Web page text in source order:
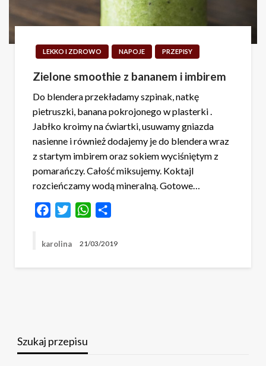
LEKKO I ZDROWO NAPOJE PRZEPISY
Zielone smoothie z bananem i imbirem
Do blendera przekładamy szpinak, natkę
pietruszki, banana pokrojonego w plasterki .
Jabłko kroimy na ćwiartki, usuwamy gniazda
nasienne i również dodajemy je do blendera wraz
z startym imbirem oraz sokiem wyciśniętym z
pomarańczy. Całość miksujemy. Koktajl
rozcieńczamy wodą mineralną. Gotowe…
FacebookTwitterWhatsApp
karolina 21/03/2019
Szukaj przepisu